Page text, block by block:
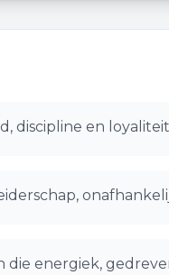
discipline en
die energiek,